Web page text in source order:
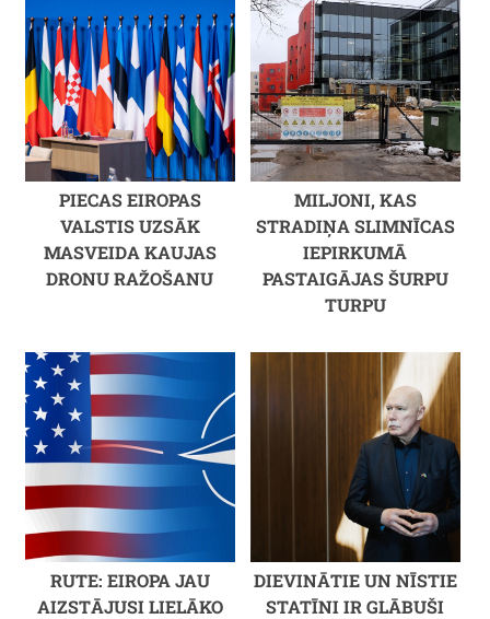
PIECAS EIROPAS
VALSTIS UZSĀK
MASVEIDA KAUJAS
DRONU RAŽOŠANU
MILJONI, KAS
STRADIŅA SLIMNĪCAS
IEPIRKUMĀ
PASTAIGĀJAS ŠURPU
TURPU
RUTE: EIROPA JAU
AIZSTĀJUSI LIELĀKO
DIEVINĀTIE UN NĪSTIE
STATĪNI IR GLĀBUŠI